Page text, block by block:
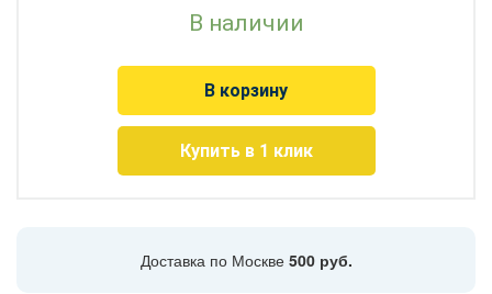
В наличии
В корзину
Купить в 1 клик
Доставка по Москве 500 руб.